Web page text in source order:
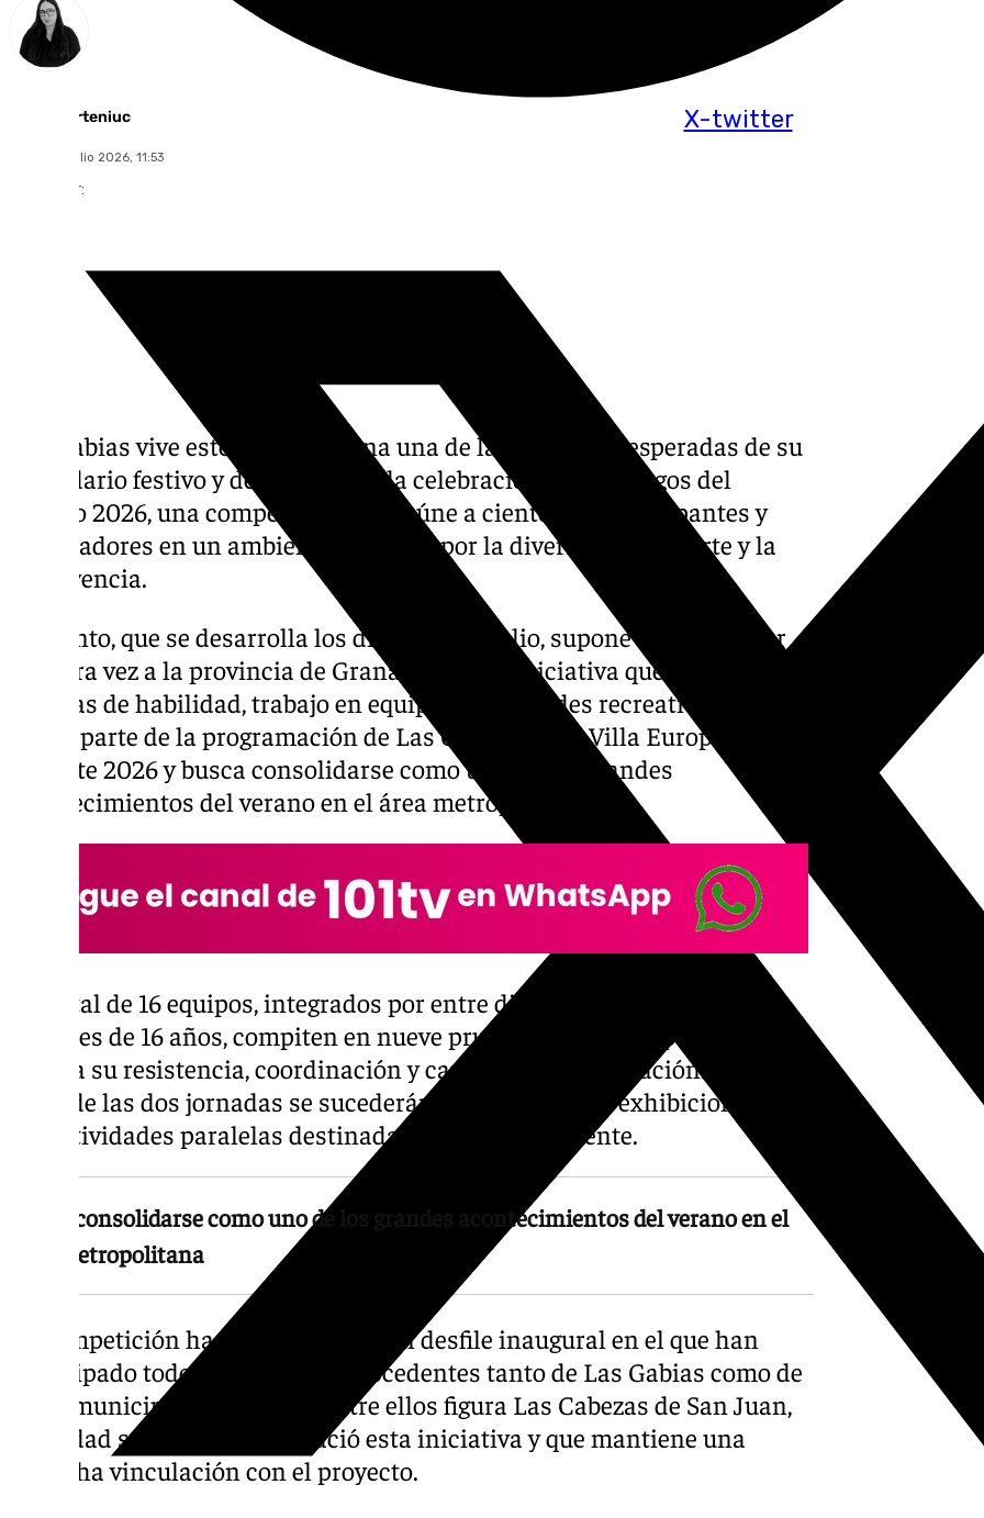
X-twitter
Diana Marteniuc
sábado, 4 julio 2026, 11:53
Compartir:
Las Gabias vive este fin de semana una de las citas más esperadas de su
calendario festivo y deportivo con la celebración de los Juegos del
Verano 2026, una competición que reúne a cientos de participantes y
espectadores en un ambiente marcado por la diversión, el deporte y la
convivencia.
El evento, que se desarrolla los días 3 y 4 de julio, supone la llegada por
primera vez a la provincia de Granada de una iniciativa que combina
pruebas de habilidad, trabajo en equipo y actividades recreativas. La cita
forma parte de la programación de Las Gabias como Villa Europea del
Deporte 2026 y busca consolidarse como uno de los grandes
acontecimientos del verano en el área metropolitana.
Un total de 16 equipos, integrados por entre diez y quince participantes
mayores de 16 años, compiten en nueve pruebas diseñadas para poner a
prueba su resistencia, coordinación y capacidad de superación. A lo
largo de las dos jornadas se sucederán los desafíos, las exhibiciones y
las actividades paralelas destinadas al público asistente.
Busca consolidarse como uno de los grandes acontecimientos del verano en el
área metropolitana
La competición ha arrancado con un desfile inaugural en el que han
participado todos los equipos, procedentes tanto de Las Gabias como de
otros municipios invitados. Entre ellos figura Las Cabezas de San Juan,
localidad sevillana donde nació esta iniciativa y que mantiene una
estrecha vinculación con el proyecto.